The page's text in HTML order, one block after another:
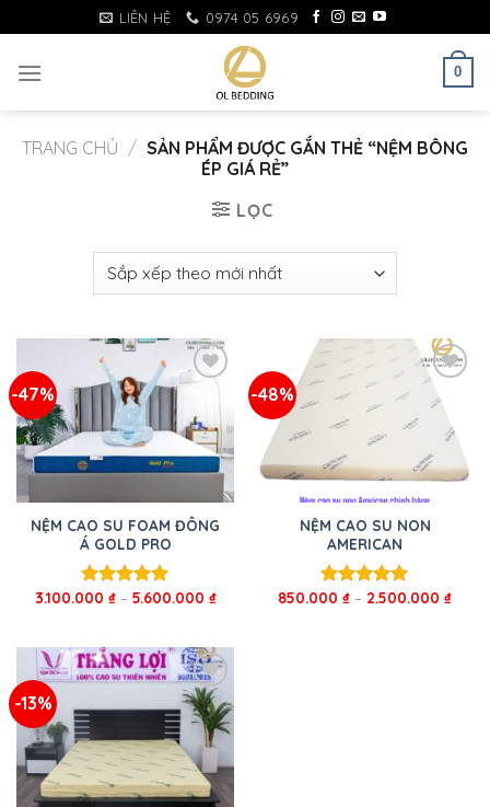
to
content
LIÊN HỆ 0974 05 6969
0
TRANG CHỦ / SẢN PHẨM ĐƯỢC GẮN THẺ “NỆM BÔNG
ÉP GIÁ RẺ”
LỌC
-47%
NỆM CAO SU FOAM ĐÔNG
Á GOLD PRO
Được xếp
3.100.000 ₫– 5.600.000 ₫
-48%
NỆM CAO SU NON
AMERICAN
Được xếp
850.000 ₫ – 2.500.000 ₫
-13%